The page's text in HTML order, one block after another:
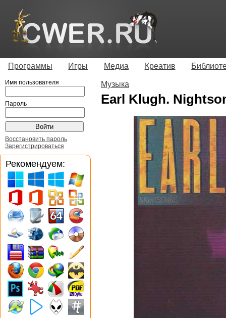
Программы Игры Медиа Креатив
Музыка
Earl Klugh.
Имя пользователя
Пароль
Восстановить пароль
Зарегистрироваться
Рекомендуем: